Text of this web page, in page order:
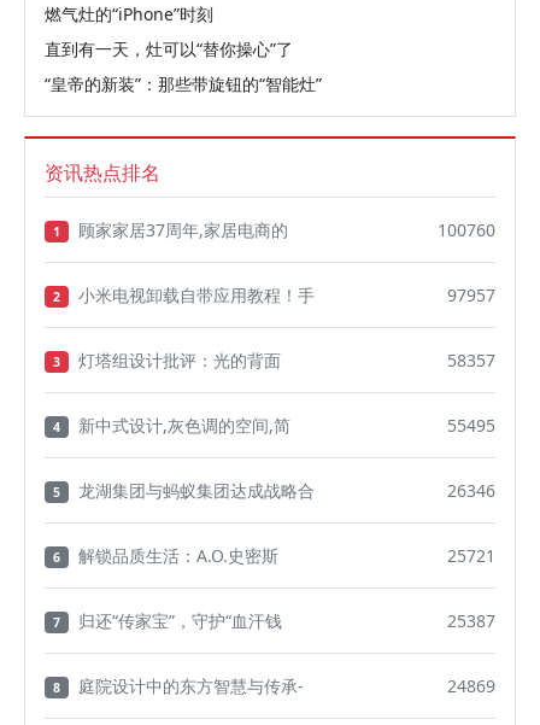
燃气灶的“iPhone”时刻
直到有一天，灶可以“替你操心”了
“皇帝的新装”：那些带旋钮的“智能灶”
资讯热点排名
1 顾家家居37周年,家居电商的 100760
2 小米电视卸载自带应用教程！手 97957
3 灯塔组设计批评：光的背面 58357
4 新中式设计,灰色调的空间,简 55495
5 龙湖集团与蚂蚁集团达成战略合 26346
6 解锁品质生活：A.O.史密斯 25721
7 归还“传家宝”，守护“血汗钱 25387
8 庭院设计中的东方智慧与传承- 24869